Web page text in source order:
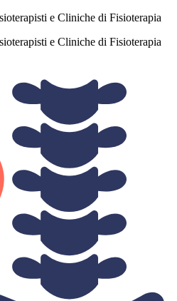
e Cliniche di Fisioterapia
e Cliniche di Fisioterapia